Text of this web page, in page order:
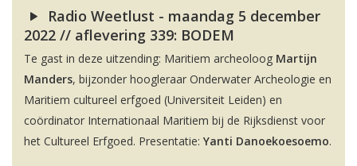
Radio Weetlust - maandag 5 december
2022 // aflevering 339: BODEM
Te gast in deze uitzending: Maritiem archeoloog Martijn
Manders, bijzonder hoogleraar Onderwater Archeologie en
Maritiem cultureel erfgoed (Universiteit Leiden) en
coördinator Internationaal Maritiem bij de Rijksdienst voor
het Cultureel Erfgoed. Presentatie: Yanti Danoekoesoemo.